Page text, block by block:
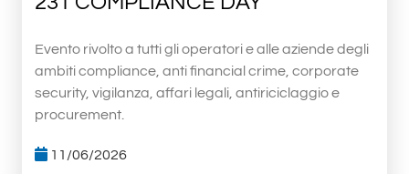
Evento rivolto a tutti gli operatori e alle aziende degli
ambiti compliance, anti financial crime, corporate
security, vigilanza, affari legali, antiriciclaggio e
procurement.
11/06/2026